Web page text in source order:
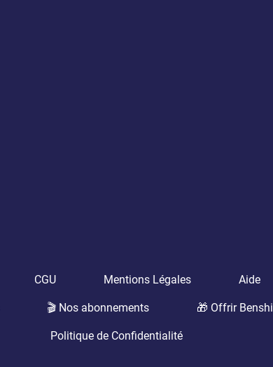
CGU Mentions Légales Aide
🎬 Nos abonnements 🎁 Offrir Benshi
Politique de Confidentialité